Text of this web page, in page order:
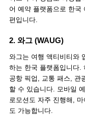
어 예약 플랫폼으로 한국
편입니다.
2. 와그 (WAUG)
와그는 여행 액티비티와
하는 한국 플랫폼입니다.
공항 픽업, 교통 패스, 관
할 수 있습니다. 모바일
로모션도 자주 진행해,
도 가능합니다.